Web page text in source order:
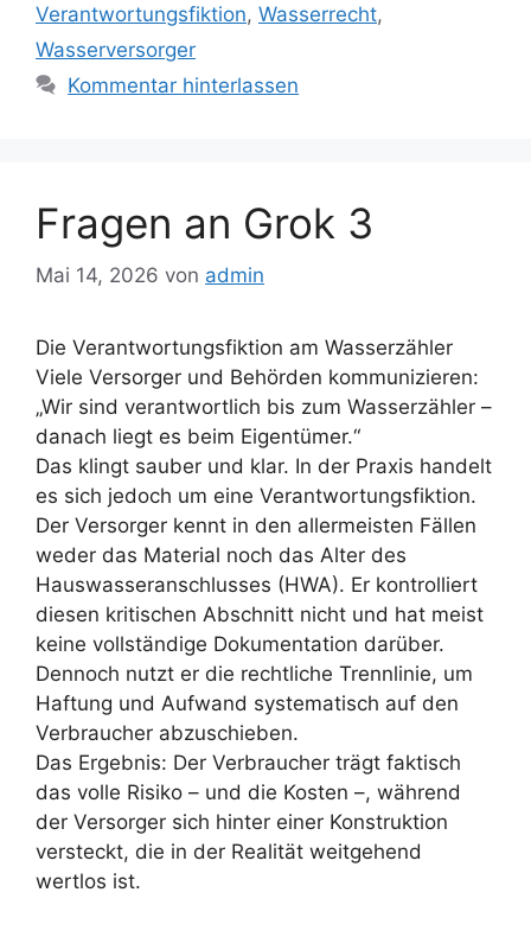
Verantwortungsfiktion, Wasserrecht,
Wasserversorger
Kommentar hinterlassen
Fragen an Grok 3
Mai 14, 2026 von admin
Die Verantwortungsfiktion am Wasserzähler
Viele Versorger und Behörden kommunizieren:
„Wir sind verantwortlich bis zum Wasserzähler –
danach liegt es beim Eigentümer.“
Das klingt sauber und klar. In der Praxis handelt
es sich jedoch um eine Verantwortungsfiktion.
Der Versorger kennt in den allermeisten Fällen
weder das Material noch das Alter des
Hauswasseranschlusses (HWA). Er kontrolliert
diesen kritischen Abschnitt nicht und hat meist
keine vollständige Dokumentation darüber.
Dennoch nutzt er die rechtliche Trennlinie, um
Haftung und Aufwand systematisch auf den
Verbraucher abzuschieben.
Das Ergebnis: Der Verbraucher trägt faktisch
das volle Risiko – und die Kosten –, während
der Versorger sich hinter einer Konstruktion
versteckt, die in der Realität weitgehend
wertlos ist.